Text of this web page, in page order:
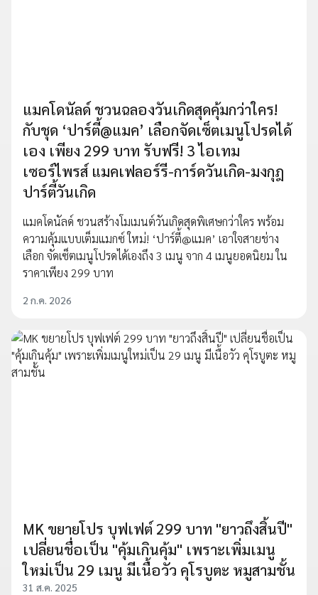
แมคโดนัลด์ ชวนฉลองวันเกิดสุดคุ้มกว่าใคร!
กับชุด ‘ปาร์ตี้@แมค’ เลือกจัดเซ็ตเมนูโปรดได้
เอง เพียง 299 บาท รับฟรี! 3 ไอเทม
เซอร์ไพรส์ แมคเฟลอร์รี-การ์ดวันเกิด-มงกุฎ
ปาร์ตี้วันเกิด
แมคโดนัลด์ ชวนสร้างโมเมนต์วันเกิดสุดพิเศษกว่าใคร พร้อม
ความคุ้มแบบเต็มแมกซ์ ใหม่! ‘ปาร์ตี้@แมค’ เอาใจสายช่าง
เลือก จัดเซ็ตเมนูโปรดได้เองถึง 3 เมนู จาก 4 เมนูยอดนิยม ใน
ราคาเพียง 299 บาท
2 ก.ค. 2026
MK ขยายโปร บุฟเฟต์ 299 บาท "ยาวถึงสิ้นปี"
เปลี่ยนชื่อเป็น "คุ้มเกินคุ้ม" เพราะเพิ่มเมนู
ใหม่เป็น 29 เมนู มีเนื้อวัว คุโรบูตะ หมูสามชั้น
31 ส.ค. 2025